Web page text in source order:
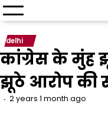
delhi
कांग्रेस के मुंह
झूठे आरोप की
2 years 1 month ago